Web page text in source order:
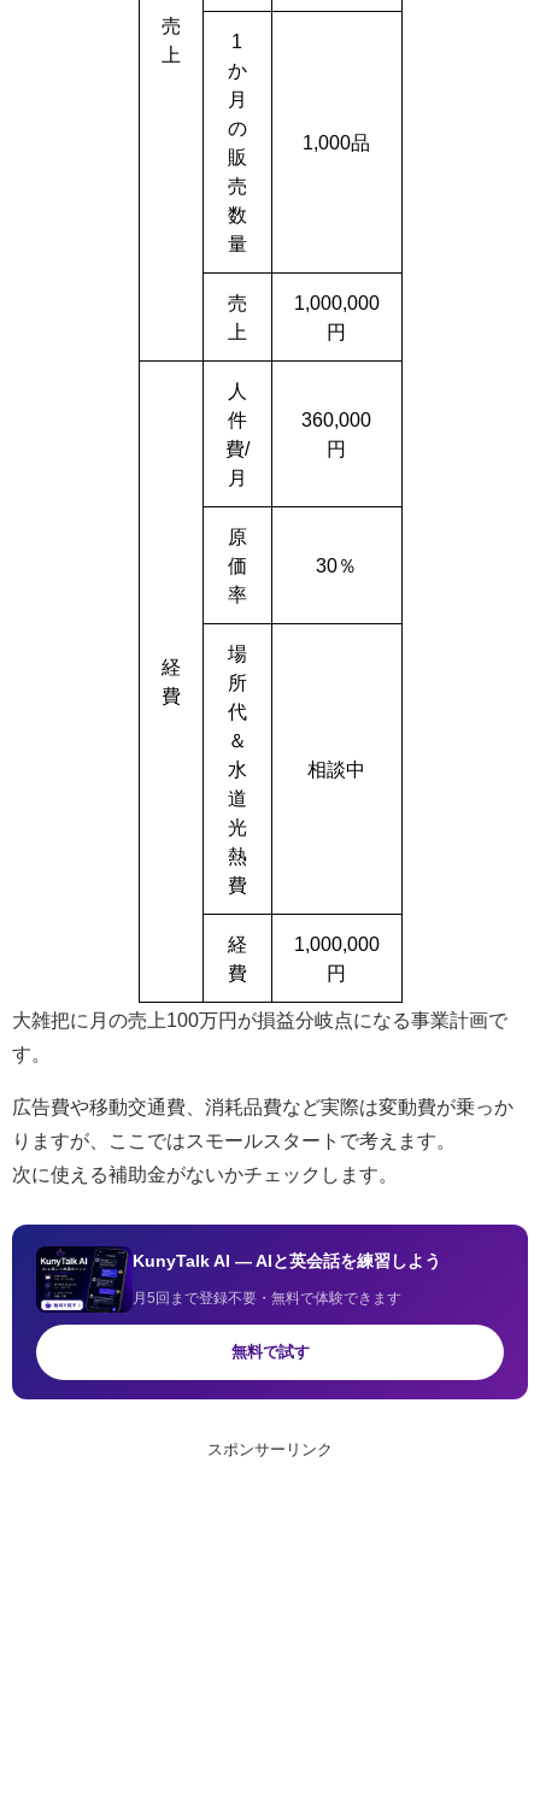
売
上
1
か
月
の
販
売
数
量
1,000品
売
上
1,000,000
円
経
費
人
件
費/
月
360,000
円
原
価
率
30％
場
所
代
＆
水
道
光
熱
費
相談中
経
費
1,000,000
円
大雑把に月の売上100万円が損益分岐点になる事業計画で
す。
広告費や移動交通費、消耗品費など実際は変動費が乗っか
りますが、ここではスモールスタートで考えます。
次に使える補助金がないかチェックします。
KunyTalk AI — AIと英会話を練習しよう
月5回まで登録不要・無料で体験できます
無料で試す
スポンサーリンク